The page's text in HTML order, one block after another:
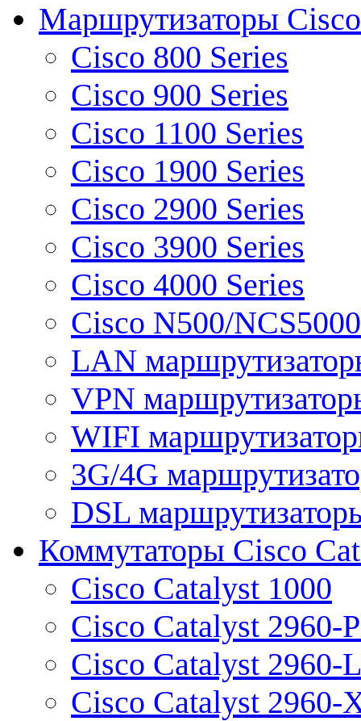
Маршрутизаторы Cisco
Cisco 800 Series
Cisco 900 Series
Cisco 1100 Series
Cisco 1900 Series
Cisco 2900 Series
Cisco 3900 Series
Cisco 4000 Series
Cisco N500/
LAN
VPN
WIFI
3G/4G
DSL
Коммутаторы Cisco
Cisco Catalyst 1000
Cisco Catalyst 2960-
Cisco Catalyst 2960-L
Cisco Catalyst 2960-